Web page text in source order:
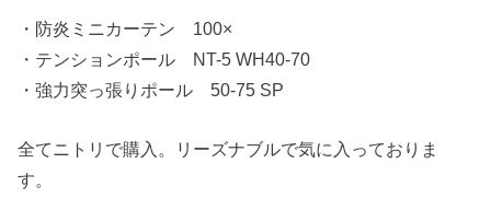
・防炎ミニカーテン 100×
・テンションポール NT-5 WH40-70
・強力突っ張りポール 50-75 SP
全てニトリで購入。リーズナブルで気に入っておりま
す。